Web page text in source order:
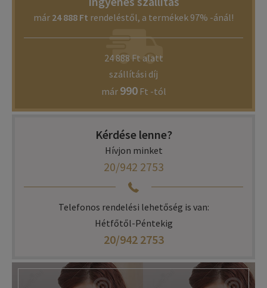
már 24 888 Ft rendeléstől, a termékek 97% -ánál!
24 888 Ft alatt
szállítási díj
már 990Ft -tól
Kérdése lenne?
Hívjon minket
20/942 2753
Telefonos rendelési lehetőség is van:
Hétfőtől-Péntekig
20/942 2753